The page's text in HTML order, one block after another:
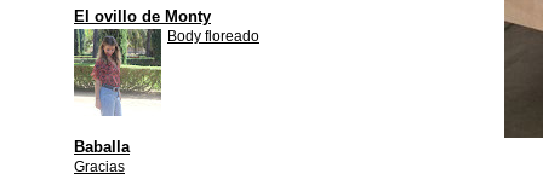
El ovillo de Monty
Body floreado
Baballa
Gracias